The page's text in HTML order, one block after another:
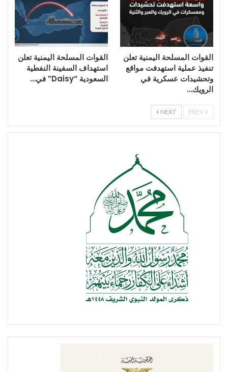
القوات المسلحة اليمنية تعلن
تنفيذ عملية استهدفت مواقع
وتحشيدات عسكرية في
الرويك…
القوات المسلحة اليمنية تعلن
استهداف السفينة النفطية
السعودية “Daisy” في…
NEXT